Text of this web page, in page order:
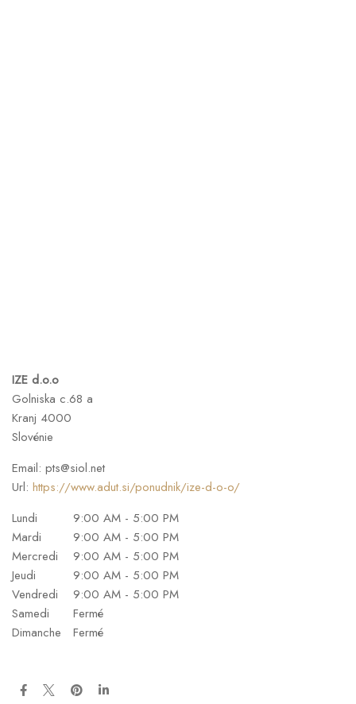
IZE d.o.o
Golniska c.68 a
Kranj 4000
Slovénie
Email: pts@siol.net
Url: https://www.adut.si/ponudnik/ize-d-o-o/
Lundi
9:00 AM - 5:00 PM
Mardi
9:00 AM - 5:00 PM
Mercredi
9:00 AM - 5:00 PM
Jeudi
9:00 AM - 5:00 PM
Vendredi
9:00 AM - 5:00 PM
Samedi
Fermé
Dimanche
Fermé